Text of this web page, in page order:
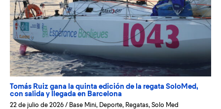
Tomás Ruiz gana la quinta edición de la regata SoloMed,
con salida y llegada en Barcelona
22 de julio de 2026 / Base Mini, Deporte, Regatas, Solo Med